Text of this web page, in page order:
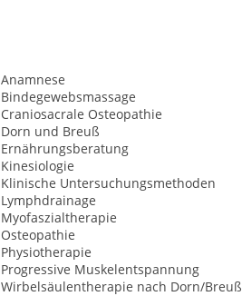
Anamnese
Bindegewebsmassage
Craniosacrale Osteopathie
Dorn und Breuß
Ernährungsberatung
Kinesiologie
Klinische Untersuchungsmethoden
Lymphdrainage
Myofaszialtherapie
Osteopathie
Physiotherapie
Progressive Muskelentspannung
Wirbelsäulentherapie nach Dorn/Breuß